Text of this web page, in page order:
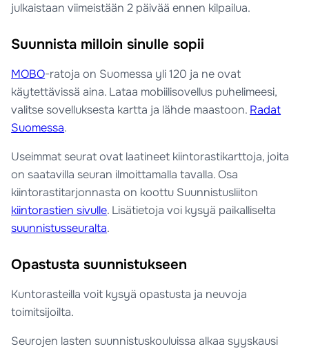
julkaistaan viimeistään 2 päivää ennen kilpailua.
Suunnista milloin sinulle sopii
MOBO-ratoja on Suomessa yli 120 ja ne ovat
käytettävissä aina. Lataa mobiilisovellus puhelimeesi,
valitse sovelluksesta kartta ja lähde maastoon. Radat
Suomessa.
Useimmat seurat ovat laatineet kiintorastikarttoja, joita
on saatavilla seuran ilmoittamalla tavalla. Osa
kiintorastitarjonnasta on koottu Suunnistusliiton
kiintorastien sivulle. Lisätietoja voi kysyä paikalliselta
suunnistusseuralta.
Opastusta suunnistukseen
Kuntorasteilla voit kysyä opastusta ja neuvoja
toimitsijoilta.
Seurojen lasten suunnistuskouluissa alkaa syyskausi